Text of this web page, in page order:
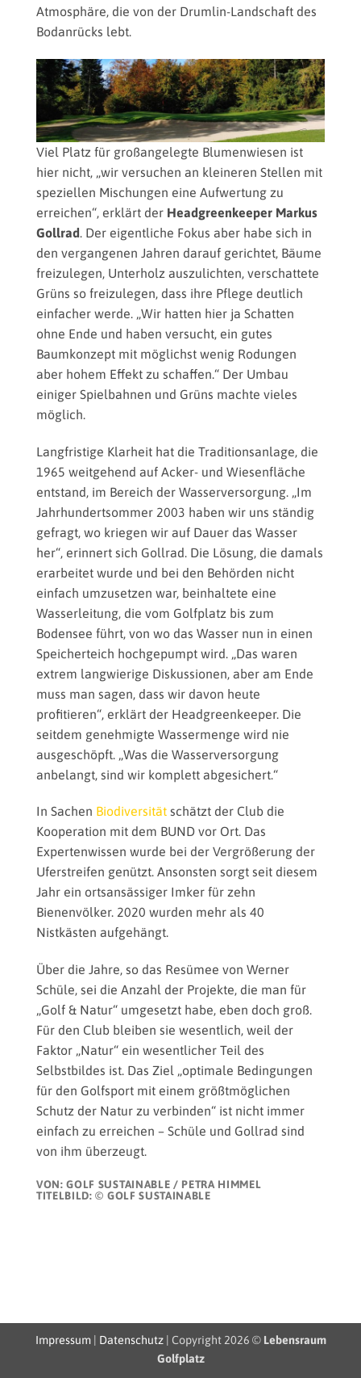
Atmosphäre, die von der Drumlin-Landschaft des
Bodanrücks lebt.
(© Golf Sustainable)
Viel Platz für großangelegte Blumenwiesen ist
hier nicht, „wir versuchen an kleineren Stellen mit
speziellen Mischungen eine Aufwertung zu
erreichen“, erklärt der Headgreenkeeper Markus
Gollrad. Der eigentliche Fokus aber habe sich in
den vergangenen Jahren darauf gerichtet, Bäume
freizulegen, Unterholz auszulichten, verschattete
Grüns so freizulegen, dass ihre Pflege deutlich
einfacher werde. „Wir hatten hier ja Schatten
ohne Ende und haben versucht, ein gutes
Baumkonzept mit möglichst wenig Rodungen
aber hohem Effekt zu schaffen.“ Der Umbau
einiger Spielbahnen und Grüns machte vieles
möglich.
Langfristige Klarheit hat die Traditionsanlage, die
1965 weitgehend auf Acker- und Wiesenfläche
entstand, im Bereich der Wasserversorgung. „Im
Jahrhundertsommer 2003 haben wir uns ständig
gefragt, wo kriegen wir auf Dauer das Wasser
her“, erinnert sich Gollrad. Die Lösung, die damals
erarbeitet wurde und bei den Behörden nicht
einfach umzusetzen war, beinhaltete eine
Wasserleitung, die vom Golfplatz bis zum
Bodensee führt, von wo das Wasser nun in einen
Speicherteich hochgepumpt wird. „Das waren
extrem langwierige Diskussionen, aber am Ende
muss man sagen, dass wir davon heute
profitieren“, erklärt der Headgreenkeeper. Die
seitdem genehmigte Wassermenge wird nie
ausgeschöpft. „Was die Wasserversorgung
anbelangt, sind wir komplett abgesichert.“
In Sachen Biodiversität schätzt der Club die
Kooperation mit dem BUND vor Ort. Das
Expertenwissen wurde bei der Vergrößerung der
Uferstreifen genützt. Ansonsten sorgt seit diesem
Jahr ein ortsansässiger Imker für zehn
Bienenvölker. 2020 wurden mehr als 40
Nistkästen aufgehängt.
Über die Jahre, so das Resümee von Werner
Schüle, sei die Anzahl der Projekte, die man für
„Golf & Natur“ umgesetzt habe, eben doch groß.
Für den Club bleiben sie wesentlich, weil der
Faktor „Natur“ ein wesentlicher Teil des
Selbstbildes ist. Das Ziel „optimale Bedingungen
für den Golfsport mit einem größtmöglichen
Schutz der Natur zu verbinden“ ist nicht immer
einfach zu erreichen – Schüle und Gollrad sind
von ihm überzeugt.
VON: GOLF SUSTAINABLE / PETRA HIMMEL
TITELBILD: © GOLF SUSTAINABLE
Impressum| Datenschutz| Copyright 2026 © Lebensraum
Golfplatz